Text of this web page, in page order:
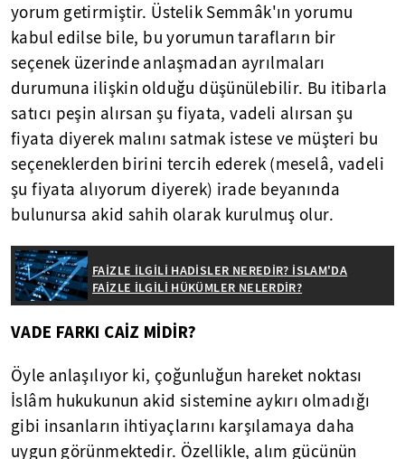
yorum getirmiştir. Üstelik Semmâk'ın yorumu
kabul edilse bile, bu yorumun tarafların bir
seçenek üzerinde anlaşmadan ayrılmaları
durumuna ilişkin olduğu düşünülebilir. Bu itibarla
satıcı peşin alırsan şu fiyata, vadeli alırsan şu
fiyata diyerek malını satmak istese ve müşteri bu
seçeneklerden birini tercih ederek (meselâ, vadeli
şu fiyata alıyorum diyerek) irade beyanında
bulunursa akid sahih olarak kurulmuş olur.
FAİZLE İLGİLİ HADİSLER NEREDİR? İSLAM'DA
FAİZLE İLGİLİ HÜKÜMLER NELERDİR?
VADE FARKI CAİZ MİDİR?
Öyle anlaşılıyor ki, çoğunluğun hareket noktası
İslâm hukukunun akid sistemine aykırı olmadığı
gibi insanların ihtiyaçlarını karşılamaya daha
uygun görünmektedir. Özellikle, alım gücünün